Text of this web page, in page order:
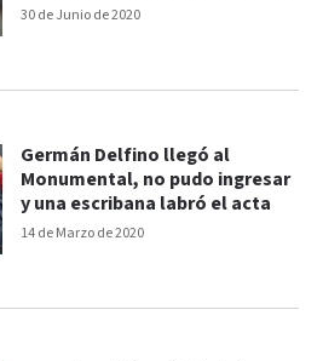
30 de Junio de 2020
14 de Marzo de 2020
Germán Delfino llegó al
Monumental, no pudo ingresar
y una escribana labró el acta